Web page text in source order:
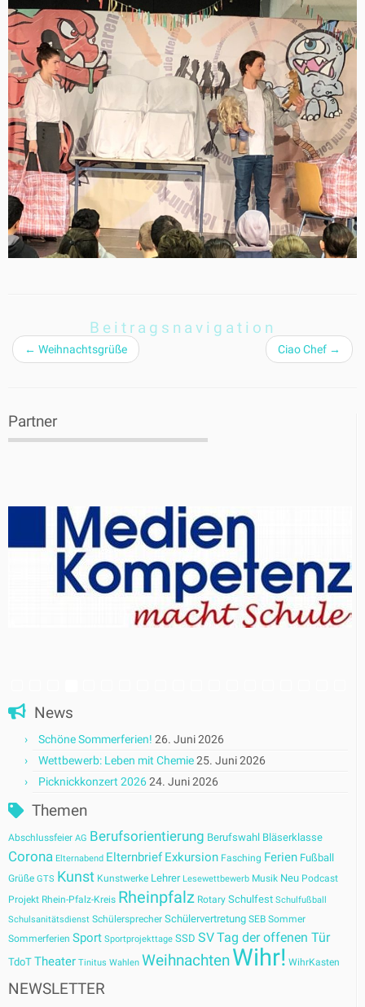
Beitragsnavigation
← Weihnachtsgrüße Ciao Chef →
Partner
News
Schöne Sommerferien! 26. Juni 2026
Wettbewerb: Leben mit Chemie25. Juni 2026
Picknickkonzert 202624. Juni 2026
Themen
Abschlussfeier AG Berufsorientierung Berufswahl Bläserklasse
Corona Elternabend Elternbrief Exkursion Fasching Ferien Fußball
Grüße GTS Kunst Kunstwerke Lehrer Lesewettbewerb Musik Neu Podcast
Projekt Rhein-Pfalz-Kreis Rheinpfalz Rotary Schulfest Schulfußball
Schulsanitätsdienst Schülersprecher Schülervertretung SEB Sommer
Sommerferien Sport Sportprojekttage SSD SVTag der offenen Tür
TdoT Theater Tinitus Wahlen WeihnachtenWihr! WihrKasten
NEWSLETTER